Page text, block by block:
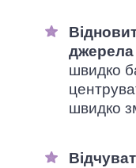
джерела
швидко
швидко